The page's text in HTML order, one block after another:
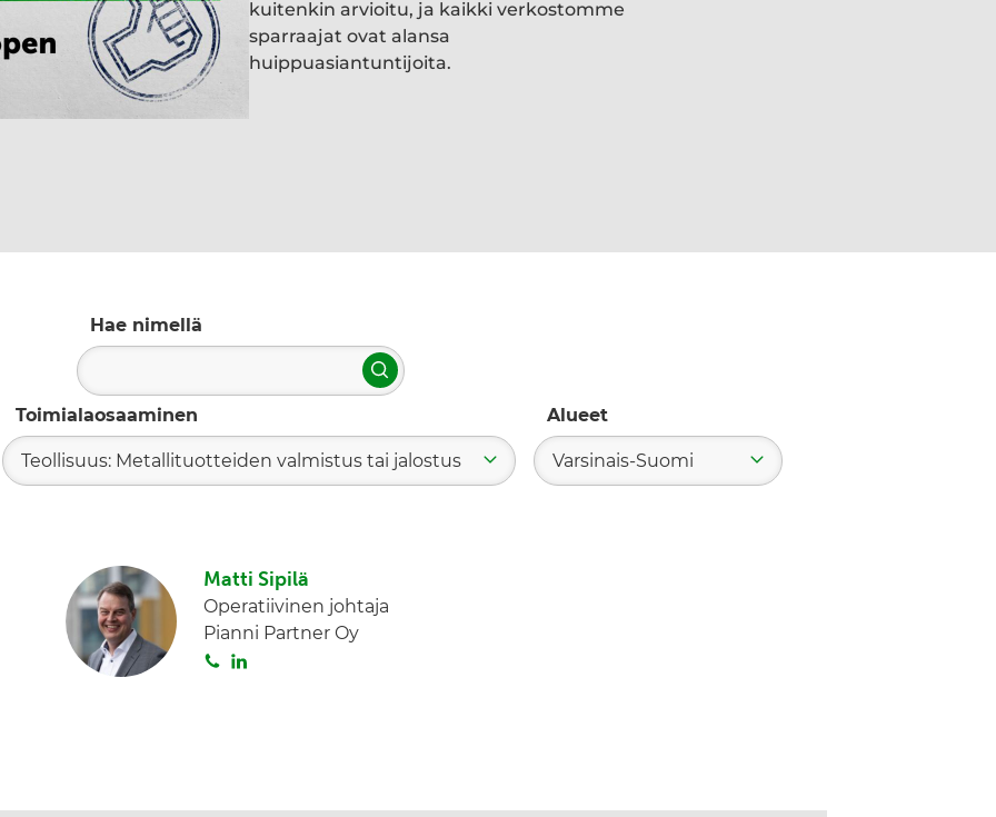
kuitenkin arvioitu, ja kaikki verkostomme
sparraajat ovat alansa
huippuasiantuntijoita.
Hae nimellä
Hae
Toimialaosaaminen
Teollisuus: Metallituotteiden valmistus tai jalostus
Alueet
Varsinais-Suomi
Matti Sipilä
Operatiivinen johtaja
Pianni Partner Oy
S L